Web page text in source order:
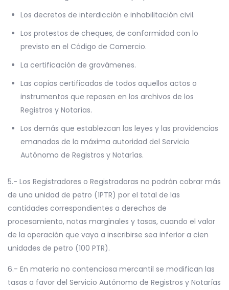
Los decretos de interdicción e inhabilitación civil.
Los protestos de cheques, de conformidad con lo
previsto en el Código de Comercio.
La certificación de gravámenes.
Las copias certificadas de todos aquellos actos o
instrumentos que reposen en los archivos de los
Registros y Notarías.
Los demás que establezcan las leyes y las providencias
emanadas de la máxima autoridad del Servicio
Autónomo de Registros y Notarías.
5.- Los Registradores o Registradoras no podrán cobrar más
de una unidad de petro (1PTR) por el total de las
cantidades correspondientes a derechos de
procesamiento, notas marginales y tasas, cuando el valor
de la operación que vaya a inscribirse sea inferior a cien
unidades de petro (100 PTR).
6.- En materia no contenciosa mercantil se modifican las
tasas a favor del Servicio Autónomo de Registros y Notarías